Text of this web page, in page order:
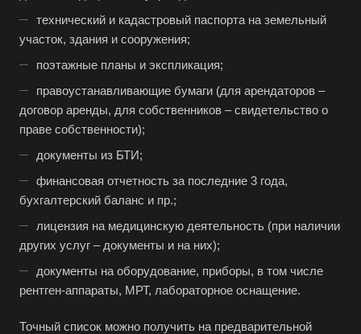
технический и кадастровый паспорта на земельный
участок, здания и сооружения;
поэтажные планы и экспликация;
правоустанавливающие бумаги (для арендаторов –
договор аренды, для собственников – свидетельство о
праве собственности);
документы из БТИ;
финансовая отчетность за последние 3 года,
бухгалтерский баланс и пр.;
лицензия на медицинскую деятельность (при наличии
других услуг – документы и на них);
документы на оборудование, приборы, в том числе
рентген-аппараты, МРТ, лабораторное оснащение.
Точный список можно получить на предварительной
Барнаул
Батайск
Бахчисарай
Белая Калитва
Белгород
Белебей
Белово
Белорецк
Белореченск
Белоярский
Бердск